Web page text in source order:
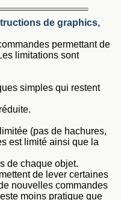
de graphics,
permettant de
limitations sont
simples qui restent
(pas de hachures,
est limité ainsi que la
de chaque objet.
de lever certaines
nouvelles commandes
moins pratique que